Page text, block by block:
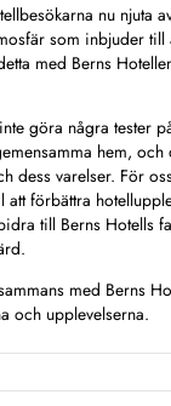
nu njuta
som inbjuder
med Berns
göra några tester
hem, och
dess varelser. För
att förbättra
till Berns Hotells
med Berns
och upplevelserna.